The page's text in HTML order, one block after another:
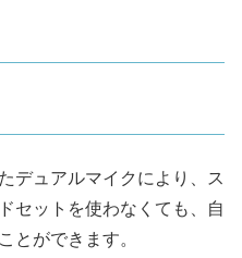
デュアルマイクにより、ス
セットを使わなくても、自
とができます。